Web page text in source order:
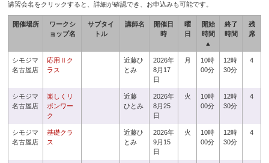
講習会名をクリックすると、詳細が確認でき、お申込みも可能です。
開催場所
ワークシ
ョップ名
サブタイ
トル
講師名
開催日
時
曜
日
開始
時間
▲
終了
時間
残
席
シモジマ
名古屋店
応用Ⅱク
ラス
近藤ひ
とみ
2026年
8月17
日
月
10時
00分
12時
30分
4
シモジマ
名古屋店
楽しくリ
ボンワー
ク
近藤
ひとみ
2026年
8月25
日
火
10時
00分
12時
30分
4
シモジマ
名古屋店
基礎クラ
ス
近藤ひ
とみ
2026年
9月15
日
火
10時
00分
12時
30分
4